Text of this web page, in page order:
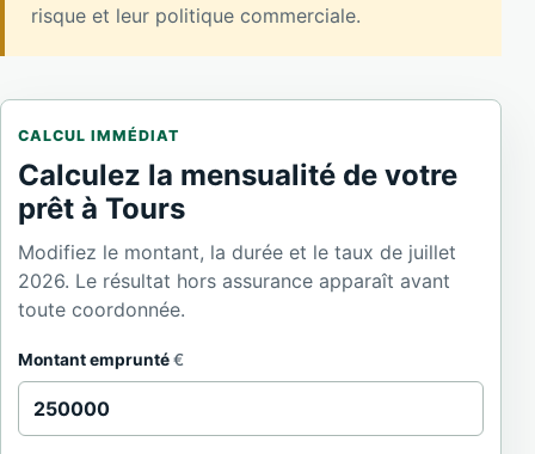
risque et leur politique commerciale.
CALCUL IMMÉDIAT
Calculez la mensualité de votre
prêt à Tours
Modifiez le montant, la durée et le taux de juillet
2026. Le résultat hors assurance apparaît avant
toute coordonnée.
Montant emprunté€